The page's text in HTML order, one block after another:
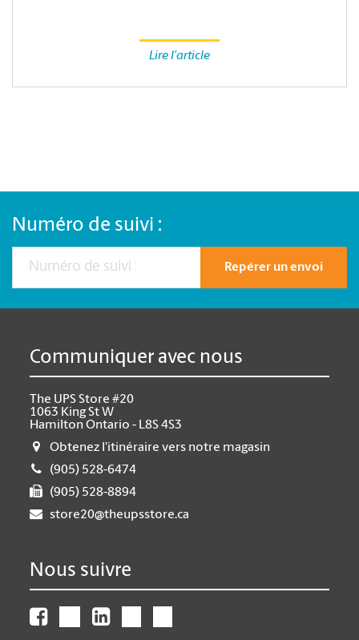
Lire l'article
Numéro de suivi :
Repérer un envoi
Communiquer avec nous
The UPS Store #20
1063 King St W
Hamilton Ontario - L8S 4S3
Obtenez l'itinéraire vers notre magasin
(905) 528-6474
(905) 528-8894
store20@theupsstore.ca
Nous suivre